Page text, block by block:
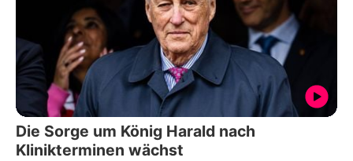
Die Sorge um König Harald nach
Klinikterminen wächst